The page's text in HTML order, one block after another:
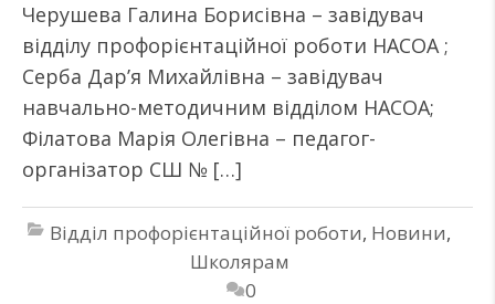
Черушева Галина Борисівна – завідувач
відділу профорієнтаційної роботи НАСОА ;
Серба Дар’я Михайлівна – завідувач
навчально-методичним відділом НАСОА;
Філатова Марія Олегівна – педагог-
організатор СШ № […]
Відділ профорієнтаційної роботи, Новини,
Школярам
0